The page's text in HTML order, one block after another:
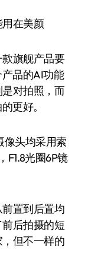
在美颜
旗舰产品要
品的AI功能
对拍照，而
更好。
像头均采用索
F1.8光圈6P镜
置到后置均
后拍摄的短
但不一样的